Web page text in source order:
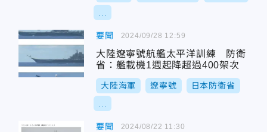
要聞
大陸遼寧號航艦太平洋訓練 防衛
省：艦載機1週起降超過400架次
大陸海軍 遼寧號 日本防衛省
2024/09/28 12:59
要聞 2024/08/22 11:30